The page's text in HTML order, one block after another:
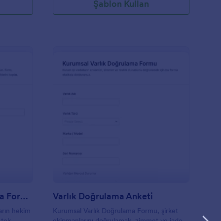
Şablon Kullan
Sağlık Çalışanı Doğrulama Formu
hekim
Varlık Doğrulama Anketi
Kurumsal Varlık Doğrulama Formu, şirket